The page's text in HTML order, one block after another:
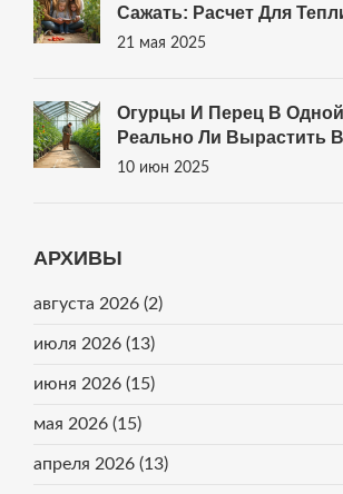
Сажать: Расчет Для
21 мая 2025
Огурцы И Перец В
Реально Ли Вырастить
10 июн 2025
АРХИВЫ
августа 2026 (2)
июля 2026 (13)
июня 2026 (15)
мая 2026 (15)
апреля 2026 (13)